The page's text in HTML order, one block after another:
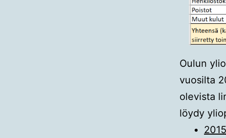
Oulun
vuosilta
olevista
löydy
2015